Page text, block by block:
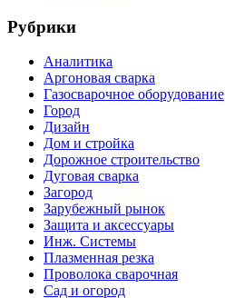
Рубрики
Аналитика
Аргоновая сварка
Газосварочное оборудование
Город
Дизайн
Дом и стройка
Дорожное строительство
Дуговая сварка
Загород
Зарубежный рынок
Защита и аксессуары
Инж. Системы
Плазменная резка
Проволока сварочная
Сад и огород